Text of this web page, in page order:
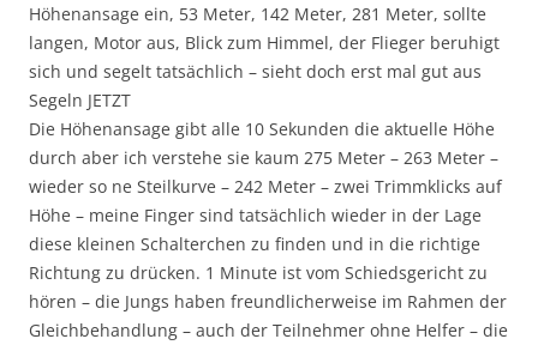
Höhenansage ein, 53 Meter, 142 Meter, 281 Meter, sollte
langen, Motor aus, Blick zum Himmel, der Flieger beruhigt
sich und segelt tatsächlich – sieht doch erst mal gut aus
Segeln JETZT
Die Höhenansage gibt alle 10 Sekunden die aktuelle Höhe
durch aber ich verstehe sie kaum 275 Meter – 263 Meter –
wieder so ne Steilkurve – 242 Meter – zwei Trimmklicks auf
Höhe – meine Finger sind tatsächlich wieder in der Lage
diese kleinen Schalterchen zu finden und in die richtige
Richtung zu drücken. 1 Minute ist vom Schiedsgericht zu
hören – die Jungs haben freundlicherweise im Rahmen der
Gleichbehandlung – auch der Teilnehmer ohne Helfer – die